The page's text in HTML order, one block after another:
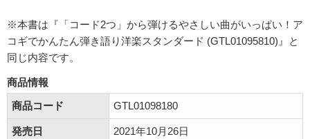
※本書は『「コード2つ」から弾けるやさしい曲がいっぱい！ア
コギでかんたん弾き語り洋楽スタンダード (GTL01095810)』と
同じ内容です。
商品情報
商品コード
GTL01098180
発売日 2021年10月26日